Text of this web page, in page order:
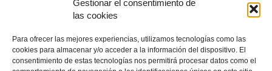
Gestionar el consentimiento de
las cookies
Para ofrecer las mejores experiencias, utilizamos tecnologías como las
cookies para almacenar y/o acceder a la información del dispositivo. El
consentimiento de estas tecnologías nos permitirá procesar datos como el